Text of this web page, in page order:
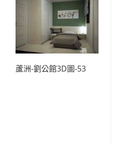
蘆洲-劉公館3D圖-53